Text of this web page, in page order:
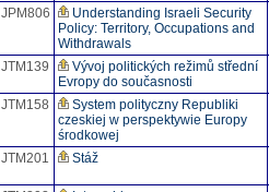
JPM806
Understanding Israeli Security
Policy: Territory, Occupations and
Withdrawals
JTM139
Vývoj politických režimů střední
Evropy do současnosti
JTM158
System polityczny Republiki
czeskiej w perspektywie Europy
środkowej
JTM201
Stáž